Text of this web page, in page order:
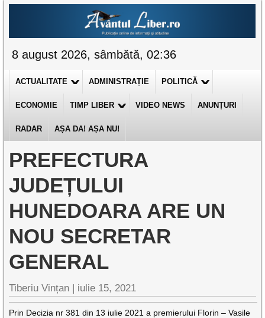
8 august 2026, sâmbătă, 02:36
ACTUALITATE ADMINISTRAȚIE POLITICĂ
ECONOMIE TIMP LIBER VIDEO NEWS ANUNȚURI
RADAR AȘA DA! AȘA NU!
PREFECTURA
JUDEȚULUI
HUNEDOARA ARE UN
NOU SECRETAR
GENERAL
Tiberiu Vințan | iulie 15, 2021
Prin Decizia nr 381 din 13 iulie 2021 a premierului Florin – Vasile